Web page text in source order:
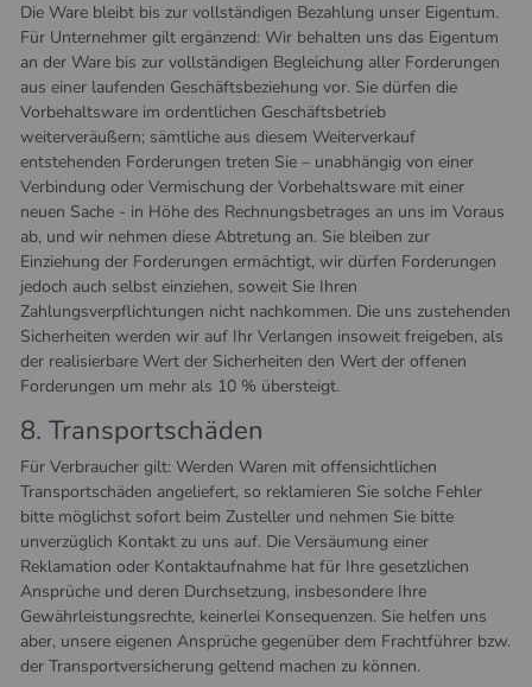
Die Ware bleibt bis zur vollständigen Bezahlung unser Eigentum.
Für Unternehmer gilt ergänzend: Wir behalten uns das Eigentum
an der Ware bis zur vollständigen Begleichung aller Forderungen
aus einer laufenden Geschäftsbeziehung vor. Sie dürfen die
Vorbehaltsware im ordentlichen Geschäftsbetrieb
weiterveräußern; sämtliche aus diesem Weiterverkauf
entstehenden Forderungen treten Sie – unabhängig von einer
Verbindung oder Vermischung der Vorbehaltsware mit einer
neuen Sache - in Höhe des Rechnungsbetrages an uns im Voraus
ab, und wir nehmen diese Abtretung an. Sie bleiben zur
Einziehung der Forderungen ermächtigt, wir dürfen Forderungen
jedoch auch selbst einziehen, soweit Sie Ihren
Zahlungsverpflichtungen nicht nachkommen. Die uns zustehenden
Sicherheiten werden wir auf Ihr Verlangen insoweit freigeben, als
der realisierbare Wert der Sicherheiten den Wert der offenen
Forderungen um mehr als 10 % übersteigt.
8. Transportschäden​​​​​​​
Für Verbraucher gilt: Werden Waren mit offensichtlichen
Transportschäden angeliefert, so reklamieren Sie solche Fehler
bitte möglichst sofort beim Zusteller und nehmen Sie bitte
unverzüglich Kontakt zu uns auf. Die Versäumung einer
Reklamation oder Kontaktaufnahme hat für Ihre gesetzlichen
Ansprüche und deren Durchsetzung, insbesondere Ihre
Gewährleistungsrechte, keinerlei Konsequenzen. Sie helfen uns
aber, unsere eigenen Ansprüche gegenüber dem Frachtführer bzw.
der Transportversicherung geltend machen zu können.